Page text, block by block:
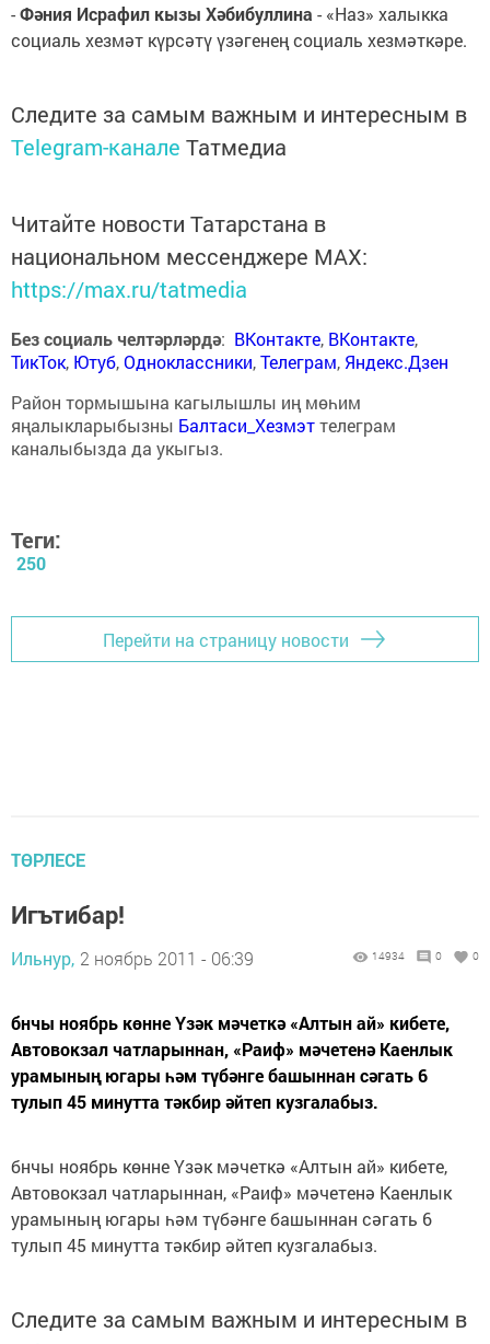
-Фәния Исрафил кызы Хәбибуллина - «Наз» халыкка
социаль хезмәт күрсәтү үзәгенең социаль хезмәткәре.
Следите за самым важным и интересным в
Telegram-канале Татмедиа
Читайте новости Татарстана в
национальном мессенджере MАХ:
https://max.ru/tatmedia
Без социаль челтәрләрдә: ВКонтакте, ВКонтакте,
ТикТок, Ютуб,Одноклассники,Телеграм, Яндекс.Дзен
Район тормышына кагылышлы иң мөһим
яңалыкларыбызны Балтаси_Хезмэттелеграм
каналыбызда да укыгыз.
Теги:
250
Перейти на страницу новости
ТӨРЛЕСЕ
Игътибар!
Ильнур, 2 ноябрь 2011 - 06:39 14934 0 0
бнчы ноябрь көнне Үзәк мәчеткә «Алтын ай» кибете,
Автовокзал чатларыннан, «Раиф» мәчетенә Каенлык
урамының югары һәм түбәнге башыннан сәгать 6
тулып 45 минутта тәкбир әйтеп кузгалабыз.
бнчы ноябрь көнне Үзәк мәчеткә «Алтын ай» кибете,
Автовокзал чатларыннан, «Раиф» мәчетенә Каенлык
урамының югары һәм түбәнге башыннан сәгать 6
тулып 45 минутта тәкбир әйтеп кузгалабыз.
Следите за самым важным и интересным в